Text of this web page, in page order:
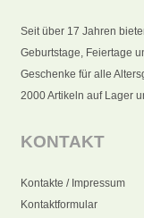
Seit über 17 Jahren
Geburtstage, Feiertage
Geschenke für alle
2000 Artikeln auf Lager
KONTAKT
Kontakte / Impressum
Kontaktformular